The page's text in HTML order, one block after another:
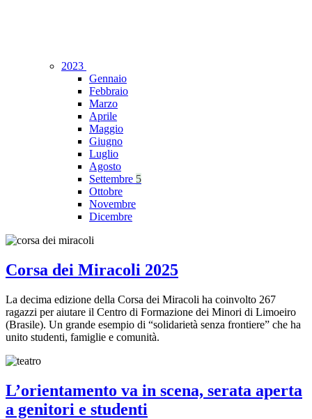
2023
Gennaio
Febbraio
Marzo
Aprile
Maggio
Giugno
Luglio
Agosto
Settembre 5
Ottobre
Novembre
Dicembre
Corsa dei Miracoli 2025
La decima edizione della Corsa dei Miracoli ha coinvolto 267
ragazzi per aiutare il Centro di Formazione dei Minori di Limoeiro
(Brasile). Un grande esempio di “solidarietà senza frontiere” che ha
unito studenti, famiglie e comunità.
L’orientamento va in scena, serata aperta
a genitori e studenti